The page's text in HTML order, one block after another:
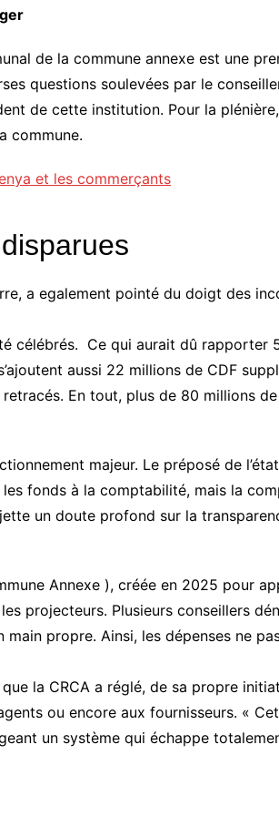
de la commune annexe est une
questions soulevées par le
de cette institution. Pour la
commune.
et les commerçants
a egalement pointé du doigt des
célébrés. Ce qui aurait dû rapporter
aussi 22 millions de CDF
En tout, plus de 80 millions
majeur. Le préposé de
fonds à la comptabilité, mais la
un doute profond sur la
Annexe ), créée en 2025 pour
projecteurs. Plusieurs conseillers
propre. Ainsi, les dépenses ne
la CRCA a réglé, de sa propre
ou encore aux fournisseurs. «
un système qui échappe